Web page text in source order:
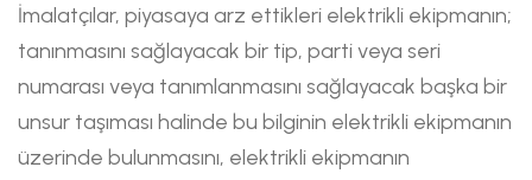
İmalatçılar, piyasaya arz ettikleri elektrikli ekipmanın;
tanınmasını sağlayacak bir tip, parti veya seri
numarası veya tanımlanmasını sağlayacak başka bir
unsur taşıması halinde bu bilginin elektrikli ekipmanın
üzerinde bulunmasını, elektrikli ekipmanın